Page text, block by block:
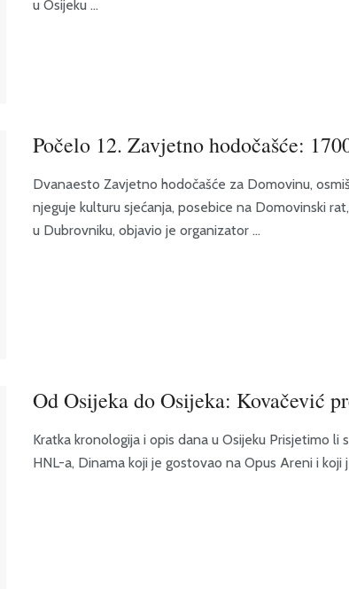
u Osijeku ...
Počelo 12. Zavjetno hodočašće:
Dvanaesto Zavjetno hodočašće za Domovinu,
njeguje kulturu sjećanja, posebice na Domovinski
u Dubrovniku, objavio je organizator ...
Od Osijeka do Osijeka: Kovačević
Kratka kronologija i opis dana u Osijeku Prisjetimo
HNL-a, Dinama koji je gostovao na Opus Areni i